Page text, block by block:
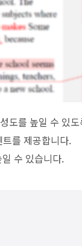
도를 높일 수 있
를 제공합니다.
수 있습니다.